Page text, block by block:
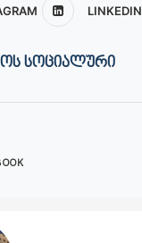
LINKEDIN
ᲡᲝᲪᲘᲐᲚᲣᲠᲘ